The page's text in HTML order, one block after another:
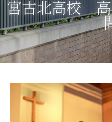
卒業後の進路
卒業生からのメッセージ
AOYAMA STYLE
特色ある教育
教科・学習内容
キリスト教教育
宮古北高校